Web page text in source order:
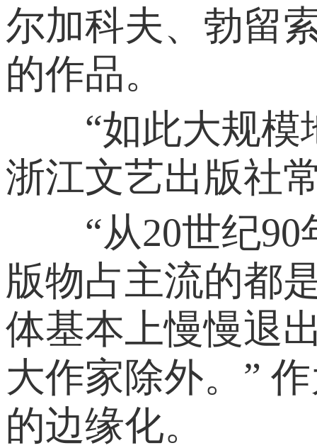
尔加科夫、勃留
的作品。
“如此大规模地
浙江文艺出版社
“从20世纪90
版物占主流的都
体基本上慢慢退
大作家除外。”
的边缘化。